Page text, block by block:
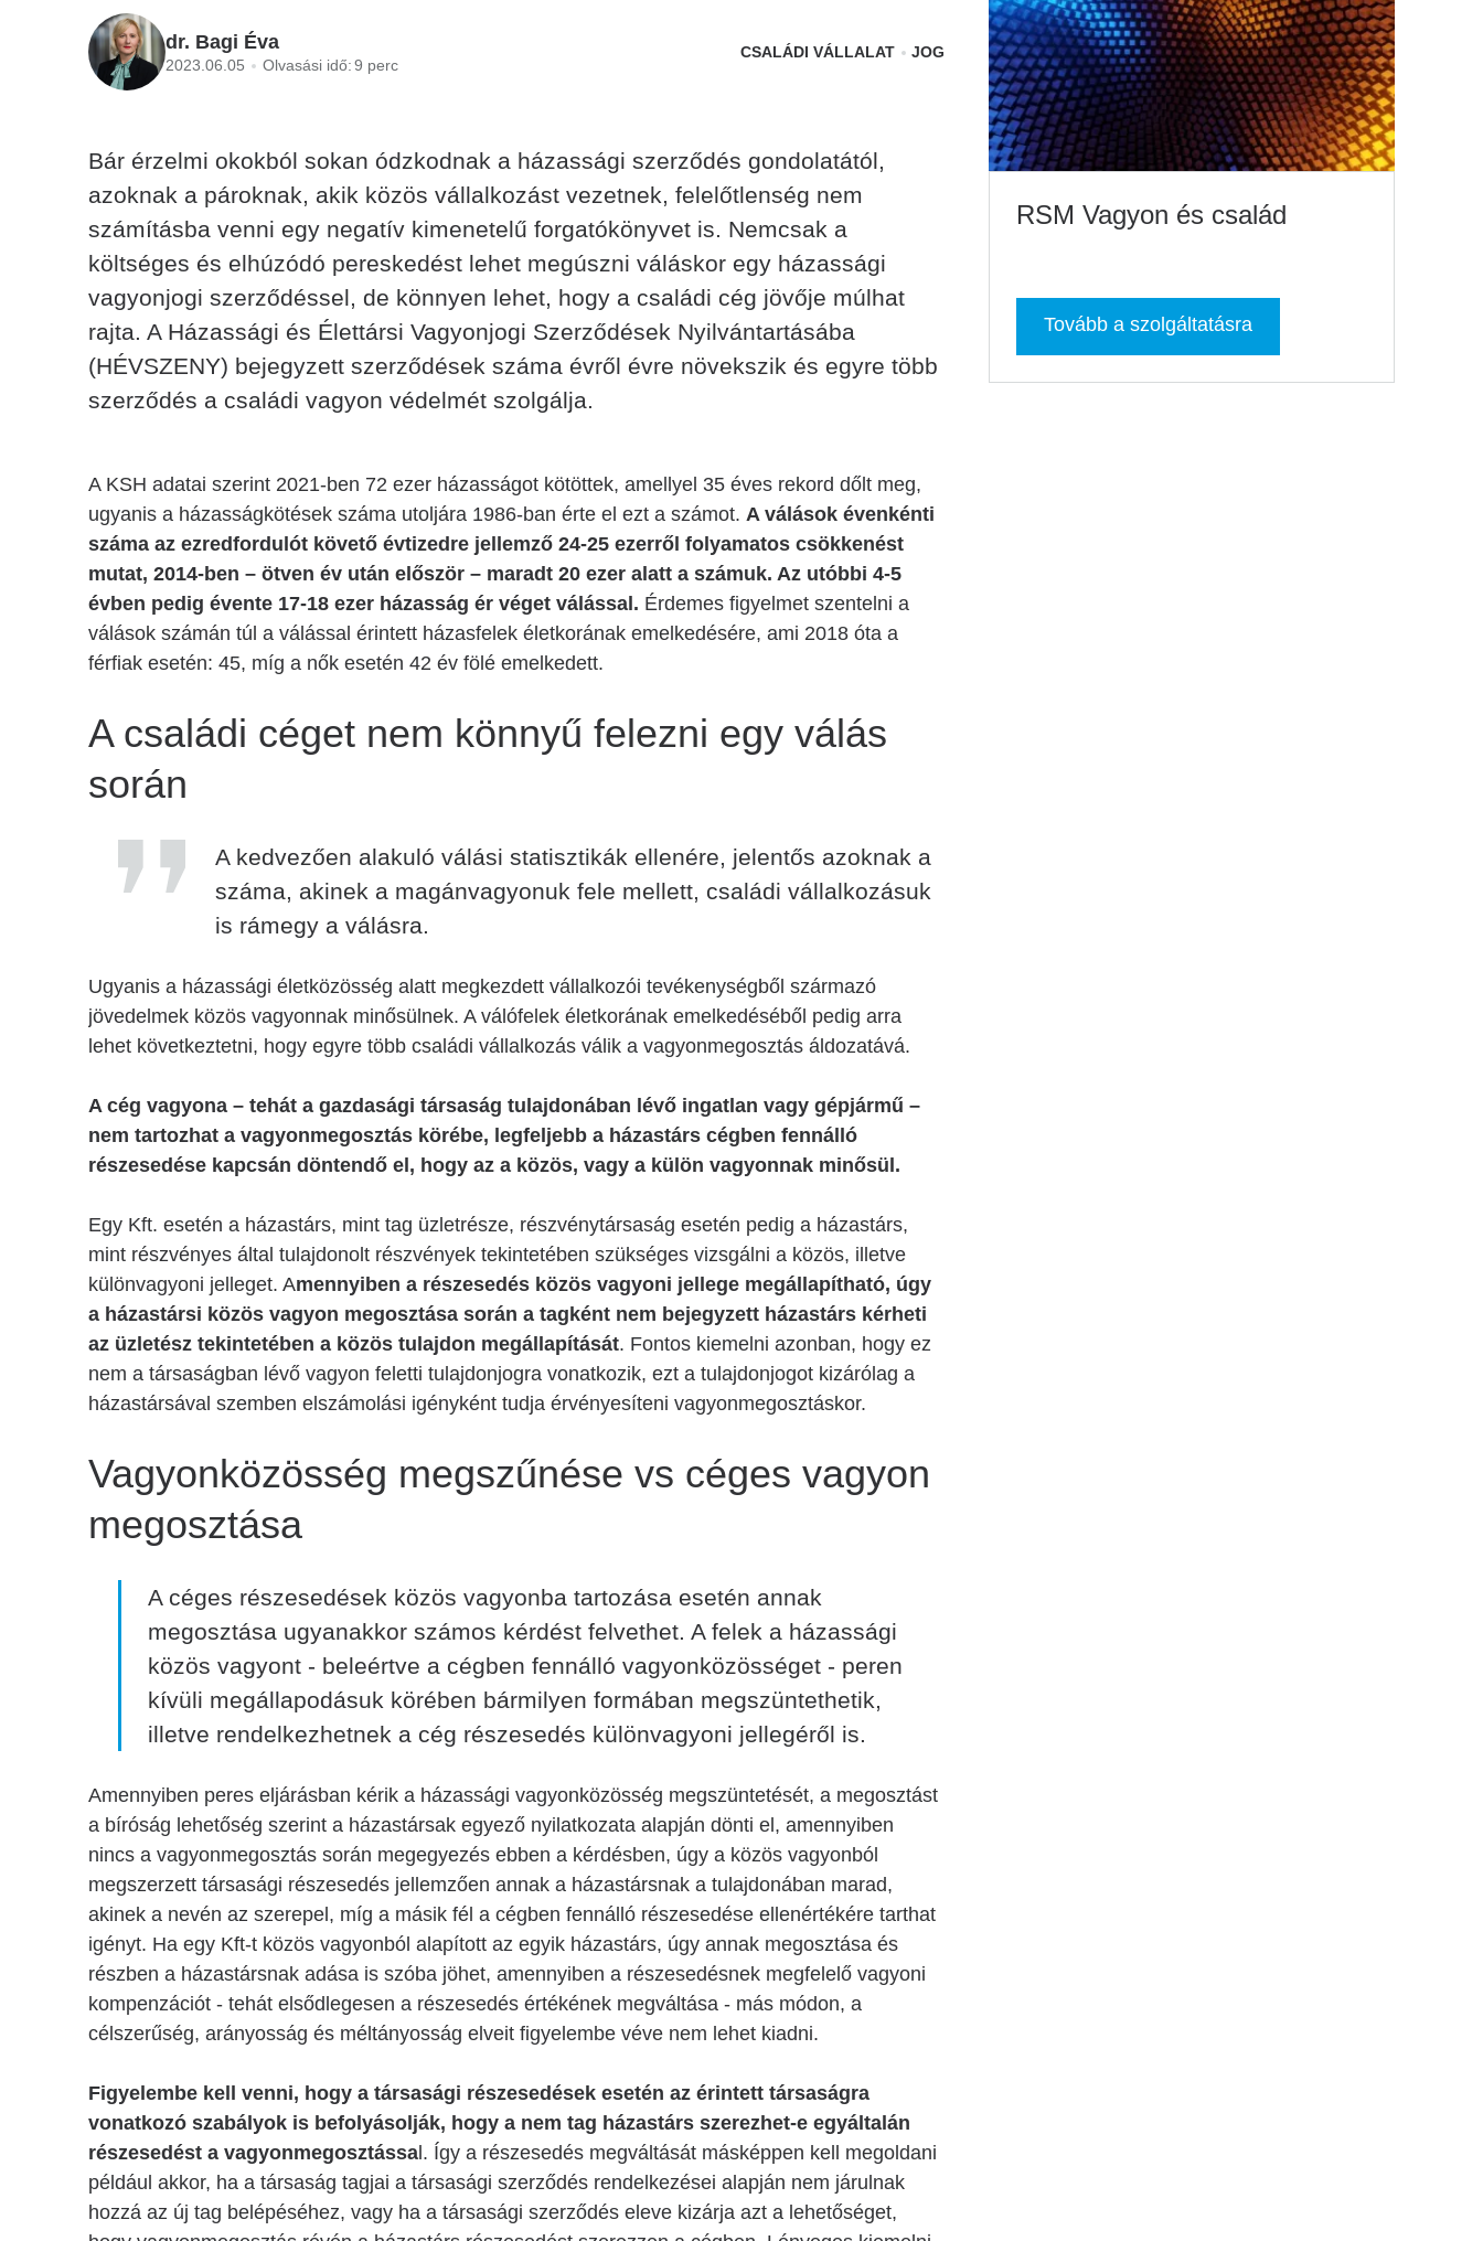
dr. Bagi Éva
2023.06.05 Olvasási idő:9 perc
CSALÁDI VÁLLALAT JOG
Bár érzelmi okokból sokan ódzkodnak a házassági szerződés gondolatától,
azoknak a pároknak, akik közös vállalkozást vezetnek, felelőtlenség nem
számításba venni egy negatív kimenetelű forgatókönyvet is. Nemcsak a
költséges és elhúzódó pereskedést lehet megúszni váláskor egy házassági
vagyonjogi szerződéssel, de könnyen lehet, hogy a családi cég jövője múlhat
rajta. A Házassági és Élettársi Vagyonjogi Szerződések Nyilvántartásába
(HÉVSZENY) bejegyzett szerződések száma évről évre növekszik és egyre több
szerződés a családi vagyon védelmét szolgálja.
A KSH adatai szerint 2021-ben 72 ezer házasságot kötöttek, amellyel 35 éves rekord dőlt meg,
ugyanis a házasságkötések száma utoljára 1986-ban érte el ezt a számot. A válások évenkénti
száma az ezredfordulót követő évtizedre jellemző 24-25 ezerről folyamatos csökkenést
mutat, 2014-ben – ötven év után először – maradt 20 ezer alatt a számuk. Az utóbbi 4-5
évben pedig évente 17-18 ezer házasság ér véget válással. Érdemes figyelmet szentelni a
válások számán túl a válással érintett házasfelek életkorának emelkedésére, ami 2018 óta a
férfiak esetén: 45, míg a nők esetén 42 év fölé emelkedett.
A családi céget nem könnyű felezni egy válás
során
A kedvezően alakuló válási statisztikák ellenére, jelentős azoknak a
száma, akinek a magánvagyonuk fele mellett, családi vállalkozásuk
is rámegy a válásra.
Ugyanis a házassági életközösség alatt megkezdett vállalkozói tevékenységből származó
jövedelmek közös vagyonnak minősülnek. A válófelek életkorának emelkedéséből pedig arra
lehet következtetni, hogy egyre több családi vállalkozás válik a vagyonmegosztás áldozatává.
A cég vagyona – tehát a gazdasági társaság tulajdonában lévő ingatlan vagy gépjármű –
nem tartozhat a vagyonmegosztás körébe, legfeljebb a házastárs cégben fennálló
részesedése kapcsán döntendő el, hogy az a közös, vagy a külön vagyonnak minősül.
Egy Kft. esetén a házastárs, mint tag üzletrésze, részvénytársaság esetén pedig a házastárs,
mint részvényes által tulajdonolt részvények tekintetében szükséges vizsgálni a közös, illetve
különvagyoni jelleget. Amennyiben a részesedés közös vagyoni jellege megállapítható, úgy
a házastársi közös vagyon megosztása során a tagként nem bejegyzett házastárs kérheti
az üzletész tekintetében a közös tulajdon megállapítását. Fontos kiemelni azonban, hogy ez
nem a társaságban lévő vagyon feletti tulajdonjogra vonatkozik, ezt a tulajdonjogot kizárólag a
házastársával szemben elszámolási igényként tudja érvényesíteni vagyonmegosztáskor.
Vagyonközösség megszűnése vs céges vagyon
megosztása
A céges részesedések közös vagyonba tartozása esetén annak
megosztása ugyanakkor számos kérdést felvethet. A felek a házassági
közös vagyont - beleértve a cégben fennálló vagyonközösséget - peren
kívüli megállapodásuk körében bármilyen formában megszüntethetik,
illetve rendelkezhetnek a cég részesedés különvagyoni jellegéről is.
Amennyiben peres eljárásban kérik a házassági vagyonközösség megszüntetését, a megosztást
a bíróság lehetőség szerint a házastársak egyező nyilatkozata alapján dönti el, amennyiben
nincs a vagyonmegosztás során megegyezés ebben a kérdésben, úgy a közös vagyonból
megszerzett társasági részesedés jellemzően annak a házastársnak a tulajdonában marad,
akinek a nevén az szerepel, míg a másik fél a cégben fennálló részesedése ellenértékére tarthat
igényt. Ha egy Kft-t közös vagyonból alapított az egyik házastárs, úgy annak megosztása és
részben a házastársnak adása is szóba jöhet, amennyiben a részesedésnek megfelelő vagyoni
kompenzációt - tehát elsődlegesen a részesedés értékének megváltása - más módon, a
célszerűség, arányosság és méltányosság elveit figyelembe véve nem lehet kiadni.
Figyelembe kell venni, hogy a társasági részesedések esetén az érintett társaságra
vonatkozó szabályok is befolyásolják, hogy a nem tag házastárs szerezhet-e egyáltalán
részesedést a vagyonmegosztássa l. Így a részesedés megváltását másképpen kell megoldani
például akkor, ha a társaság tagjai a társasági szerződés rendelkezései alapján nem járulnak
hozzá az új tag belépéséhez, vagy ha a társasági szerződés eleve kizárja azt a lehetőséget,
RSM Vagyon és család
Tovább a szolgáltatásra